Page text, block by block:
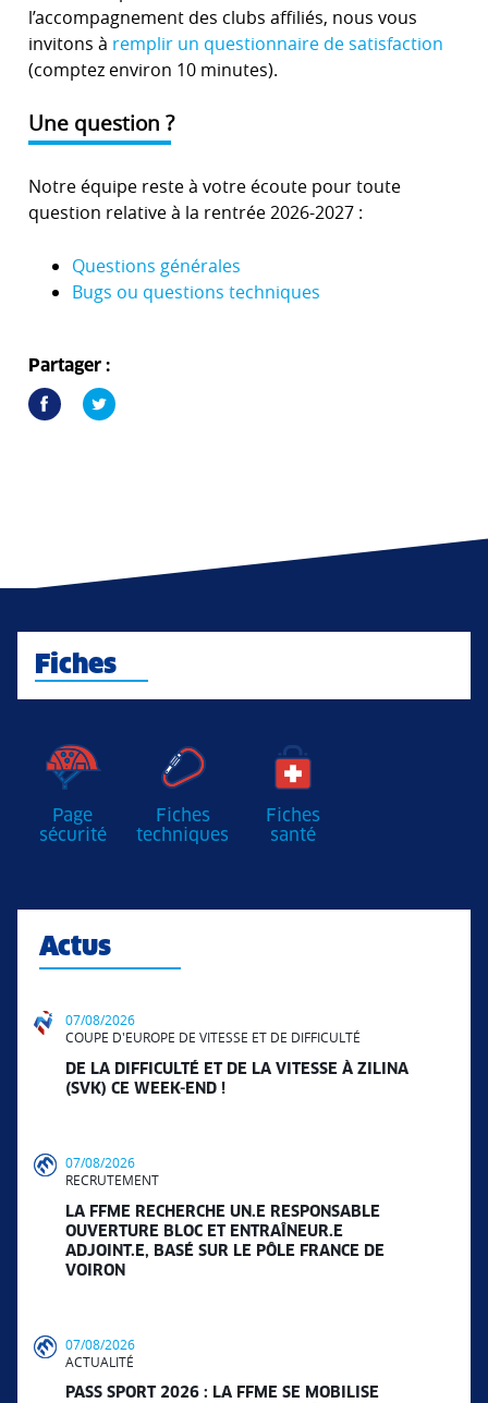
l’accompagnement des clubs affiliés, nous vous
invitons à remplir un questionnaire de satisfaction
(comptez environ 10 minutes).
Une question ?
Notre équipe reste à votre écoute pour toute
question relative à la rentrée 2026-2027 :
Questions générales
Bugs ou questions techniques
Partager :
Fiches
Page
sécurité
Fiches
techniques
Fiches
santé
Actus
07/08/2026
COUPE D'EUROPE DE VITESSE ET DE DIFFICULTÉ
DE LA DIFFICULTÉ ET DE LA VITESSE À ZILINA
(SVK) CE WEEK-END !
07/08/2026
RECRUTEMENT
LA FFME RECHERCHE UN.E RESPONSABLE
OUVERTURE BLOC ET ENTRAÎNEUR.E
ADJOINT.E, BASÉ SUR LE PÔLE FRANCE DE
VOIRON
07/08/2026
ACTUALITÉ
PASS SPORT 2026 : LA FFME SE MOBILISE